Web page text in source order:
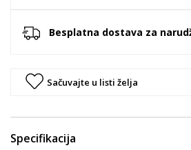
Besplatna dostava za
Sačuvajte u listi želja
Specifikacija